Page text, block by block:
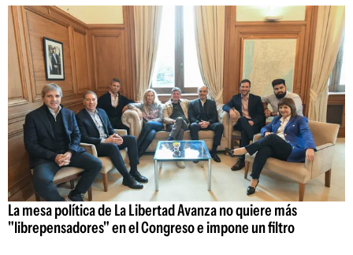
La mesa política de La Libertad Avanza no quiere más
"librepensadores" en el Congreso e impone un filtro